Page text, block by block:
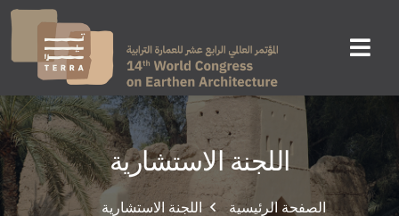
اللجنة الاستشارية
الصفحة الرئيسية اللجنة الاستشارية